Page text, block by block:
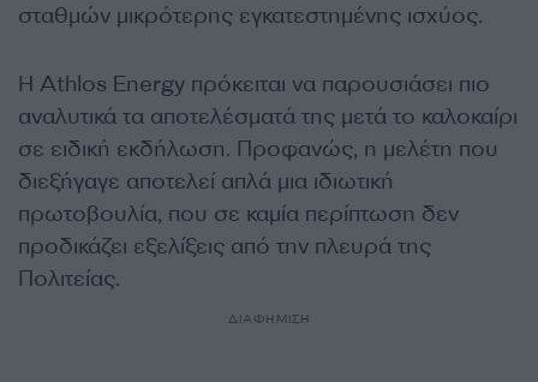
σταθμών μικρότερης εγκατεστημένης ισχύος.
Η Athlos Energy πρόκειται να παρουσιάσει πιο
αναλυτικά τα αποτελέσματά της μετά το καλοκαίρι
σε ειδική εκδήλωση. Προφανώς, η μελέτη που
διεξήγαγε αποτελεί απλά μια ιδιωτική
πρωτοβουλία, που σε καμία περίπτωση δεν
προδικάζει εξελίξεις από την πλευρά της
Πολιτείας.
ΔΙΑΦΗΜΙΣΗ